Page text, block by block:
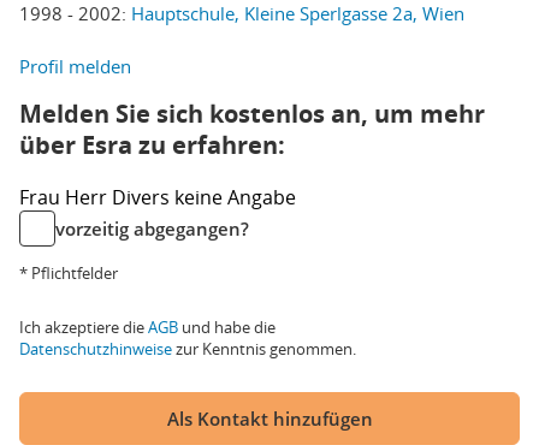
1998 - 2002: Hauptschule, Kleine Sperlgasse 2a, Wien
Profil melden
Melden Sie sich kostenlos an, um mehr
über Esra zu erfahren:
Frau Herr Divers keine Angabe
vorzeitig abgegangen?
* Pflichtfelder
Ich akzeptiere dieAGB und habe die
Datenschutzhinweisezur Kenntnis genommen.
Als Kontakt hinzufügen